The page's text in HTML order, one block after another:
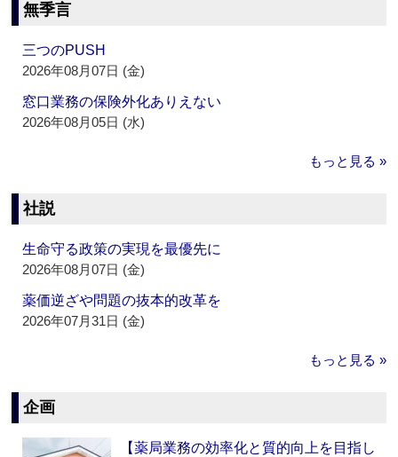
無季言
三つのPUSH
2026年08月07日 (金)
窓口業務の保険外化ありえない
2026年08月05日 (水)
もっと見る »
社説
生命守る政策の実現を最優先に
2026年08月07日 (金)
薬価逆ざや問題の抜本的改革を
2026年07月31日 (金)
もっと見る »
企画
【薬局業務の効率化と質的向上を目指し